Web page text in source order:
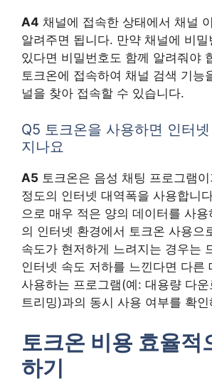
A4 채널에 접속한 상태에서 채널
알려주면 됩니다. 만약 채널에 비밀
있다면 비밀번호도 함께 알려줘야
토크온에 접속하여 채널 검색 기능
널을 찾아 접속할 수 있습니다.
Q5 토크온을 사용하면 인터
지나요
A5 토크온은 음성 채팅 프로그램
정도의 인터넷 대역폭을 사용합니
으로 매우 적은 양의 데이터를 사
의 인터넷 환경에서 토크온 사용으
속도가 현저하게 느려지는 경우는
인터넷 속도 저하를 느낀다면 다른
사용하는 프로그램(예: 대용량 다
트리밍)과의 동시 사용 여부를 확
토크온 비용 효율적
하기